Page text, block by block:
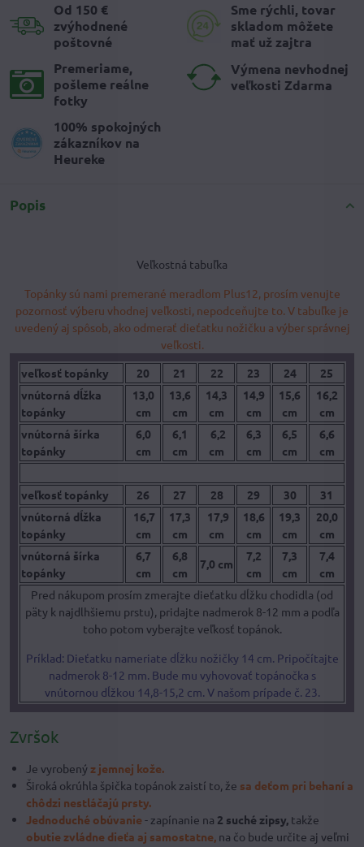
Od 150 €
zvýhodnené
poštovné
Sme rýchli, tovar
skladom môžete
mať už zajtra
Premeriame,
pošleme reálne
fotky
Výmena nevhodnej
veľkosti Zdarma
100% spokojných
zákazníkov na
Heureke
Popis
Veľkostná tabuľka
Topánky sú nami premerané meradlom Plus12, prosím venujte
pozornosť výberu vhodnej veľkosti, nepodceňujte to. V tabuľke je
uvedený aj spôsob, ako odmerať dieťatku nožičku a výber správnej
veľkosti.
veľkosť topánky
20 21 22 23 24
25
vnútorná dĺžka
topánky
13,0
cm
13,6
cm
14,3
cm
14,9
cm
15,6
cm
16,2
cm
vnútorná šírka
topánky
6,0
cm
6,1
cm
6,2
cm
6,3
cm
6,5
cm
6,6
cm
veľkosť topánky 26 27 28 29 30
31
vnútorná dĺžka
topánky
16,7
cm
17,3
cm
17,9
cm
18,6
cm
19,3
cm
20,0
cm
vnútorná šírka
topánky
6,7
cm
6,8
cm
7,0 cm
7,2
cm
7,3
cm
7,4
cm
Pred nákupom prosím zmerajte dieťatku dĺžku chodidla (od
päty k najdlhšiemu prstu), pridajte nadmerok 8-12 mm a podľa
toho potom vyberajte veľkosť topánok.
Príklad: Dieťatku nameriate dĺžku nožičky 14 cm. Pripočítajte
nadmerok 8-12 mm. Bude mu vyhovovať topánočka s
vnútornou dĺžkou 14,8-15,2 cm. V našom prípade č. 23.
Zvršok
Je vyrobený z jemnej kože.
Široká okrúhla špička topánok zaistí to, že sa deťom pri behaní a
chôdzi nestláčajú prsty.
Jednoduché obúvanie- zapínanie na 2 suché zipsy, takže
obutie zvládne dieťa aj samostatne, na čo bude určite aj veľmi